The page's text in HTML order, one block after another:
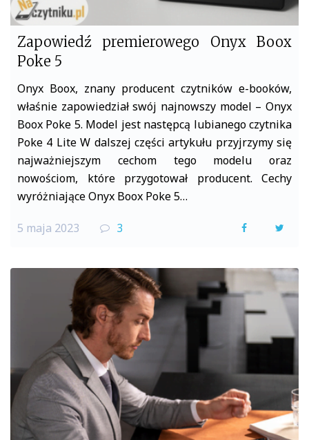
Zapowiedź premierowego Onyx Boox
Poke 5
Onyx Boox, znany producent czytników e-booków,
właśnie zapowiedział swój najnowszy model – Onyx
Boox Poke 5. Model jest następcą lubianego czytnika
Poke 4 Lite W dalszej części artykułu przyjrzymy się
najważniejszym cechom tego modelu oraz
nowościom, które przygotował producent. Cechy
wyróżniające Onyx Boox Poke 5…
5 maja 2023 3
F
o
o
k
t
r